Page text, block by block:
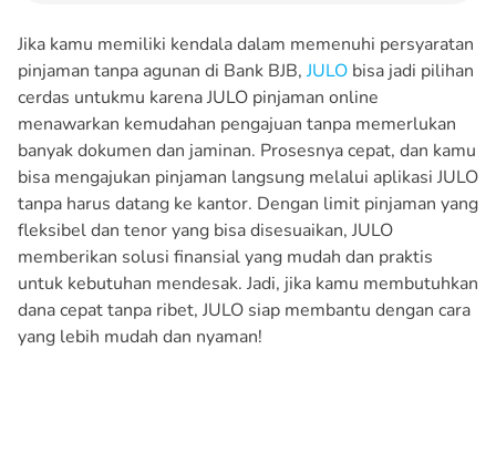
Jika kamu memiliki kendala dalam memenuhi persyaratan
pinjaman tanpa agunan di Bank BJB,JULO bisa jadi pilihan
cerdas untukmu karena JULO pinjaman online
menawarkan kemudahan pengajuan tanpa memerlukan
banyak dokumen dan jaminan. Prosesnya cepat, dan kamu
bisa mengajukan pinjaman langsung melalui aplikasi JULO
tanpa harus datang ke kantor. Dengan limit pinjaman yang
fleksibel dan tenor yang bisa disesuaikan, JULO
memberikan solusi finansial yang mudah dan praktis
untuk kebutuhan mendesak. Jadi, jika kamu membutuhkan
dana cepat tanpa ribet, JULO siap membantu dengan cara
yang lebih mudah dan nyaman!